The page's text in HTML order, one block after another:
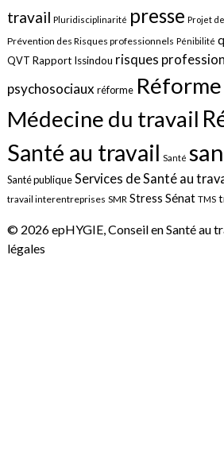
travail Pluridisciplinarité presse Projet
Prévention des Risques professionnels Pénibilité
QVT Rapport Issindou risques
psychosociauxréforme Réforme
Médecine du travail
Santé au travail Santé
Santé publiqueServices de Santé au
travail interentreprises SMR Stress Sénat TMS
© 2026 epHYGIE, Conseil en Santé au
légales